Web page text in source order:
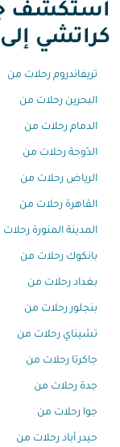
استكشف
كراتشي
تريفاندروم رحلات من
البحرين رحلات من
الدمام رحلات من
الدّوحة رحلات من
الرياض رحلات من
القاهرة رحلات من
المدينة المنورة
بانكوك رحلات من
بغداد رحلات من
بنجلور رحلات من
تشيناي رحلات من
جاكرتا رحلات من
جدة رحلات من
جوا رحلات من
حيدر أباد رحلات من